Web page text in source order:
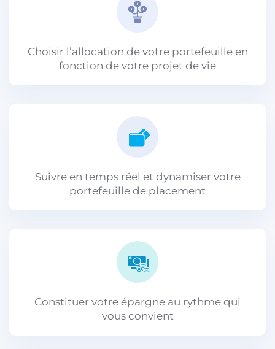
Choisir l’allocation de votre portefeuille en
fonction de votre projet de vie
Suivre en temps réel et dynamiser votre
portefeuille de placement
Constituer votre épargne au rythme qui
vous convient